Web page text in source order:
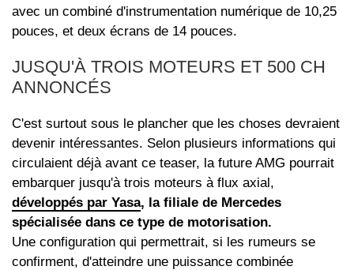
avec un combiné d'instrumentation numérique de 10,25
pouces, et deux écrans de 14 pouces.
JUSQU'À TROIS MOTEURS ET 500 CH
ANNONCÉS
C'est surtout sous le plancher que les choses devraient
devenir intéressantes. Selon plusieurs informations qui
circulaient déjà avant ce teaser, la future AMG pourrait
embarquer jusqu'à trois moteurs à flux axial,
développés par Yasa, la filiale de Mercedes
spécialisée dans ce type de motorisation.
Une configuration qui permettrait, si les rumeurs se
confirment, d'atteindre une puissance combinée